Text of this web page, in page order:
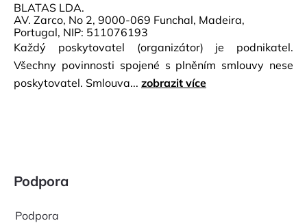
BLATAS LDA.
AV. Zarco, No 2, 9000-069 Funchal, Madeira,
Portugal, NIP: 511076193
Každý poskytovatel (organizátor) je podnikatel.
Všechny povinnosti spojené s plněním smlouvy nese
poskytovatel. Smlouva... zobrazit více
Podpora
Podpora